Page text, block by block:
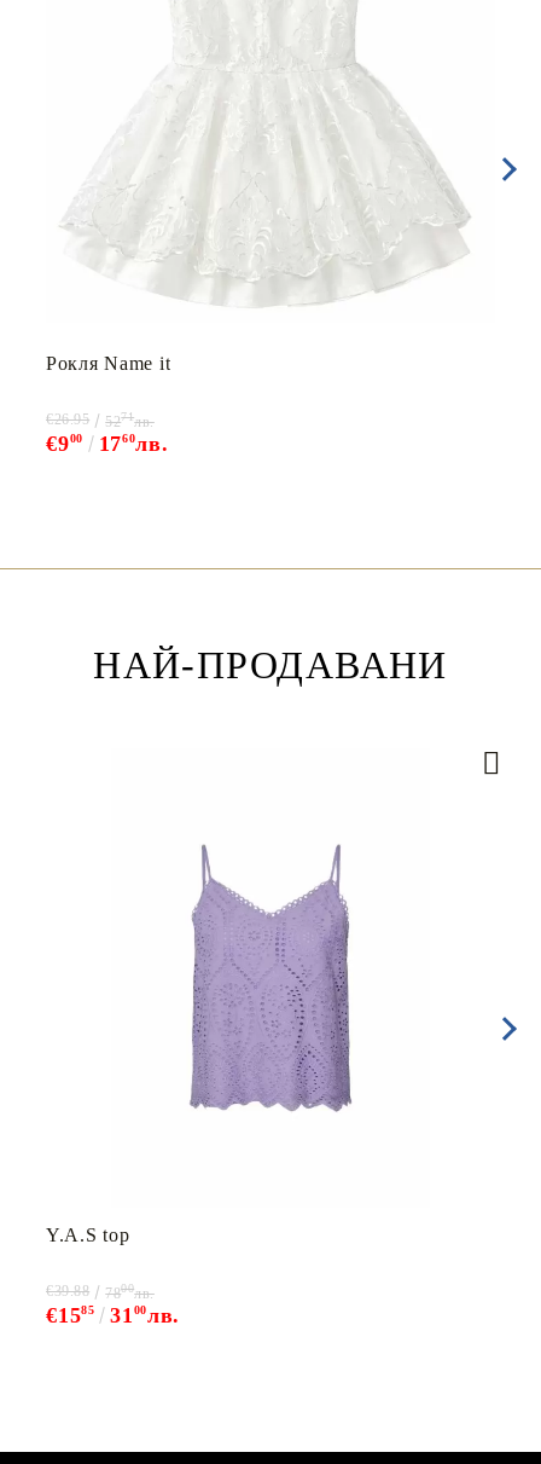
Рокля Name it
€900 1760лв.
€26.95 5271лв.
НАЙ-ПРОДАВАНИ
Y.A.S top
€1585 31 00лв.
€39.88 7800лв.